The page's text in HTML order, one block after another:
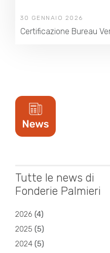
30 GENNAIO 2026
Certificazione Bureau
Tutte le news di
Fonderie Palmieri
2026 (4)
2025 (5)
2024 (5)